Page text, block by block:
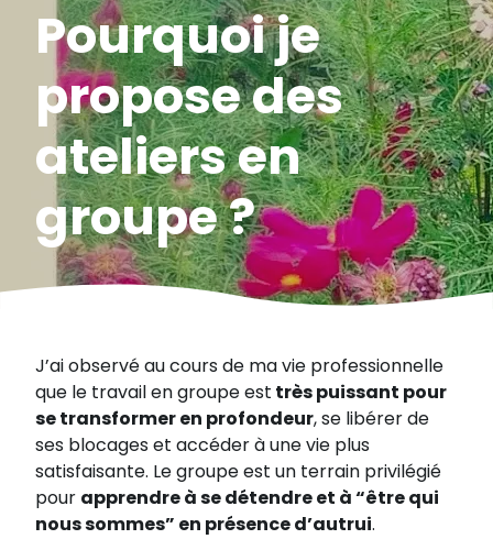
Pourquoi je
propose des
ateliers en
groupe ?
J’ai observé au cours de ma vie professionnelle
que le travail en groupe est très puissant pour
se transformer en profondeur, se libérer de
ses blocages et accéder à une vie plus
satisfaisante. Le groupe est un terrain privilégié
pour apprendre à se détendre et à “être qui
nous sommes” en présence d’autrui.